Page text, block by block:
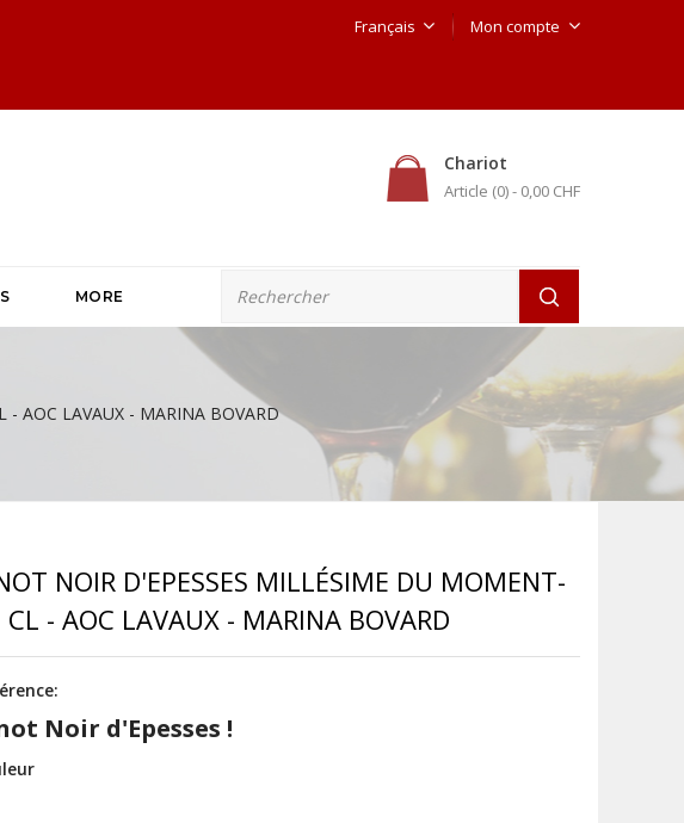
Français Mon compte
Chariot
Article (0)- 0,00 CHF
MORE
- AOC LAVAUX - MARINA BOVARD
NOIR D'EPESSES MILLÉSIME DU MOMENT-
- AOC LAVAUX - MARINA BOVARD
Noir d'Epesses !